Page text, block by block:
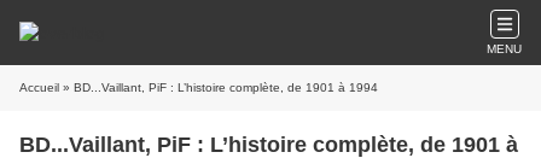
MENU
Accueil » BD...Vaillant, PiF : L’histoire complète, de 1901 à 1994
BD...Vaillant, PiF : L’histoire complète, de 1901 à